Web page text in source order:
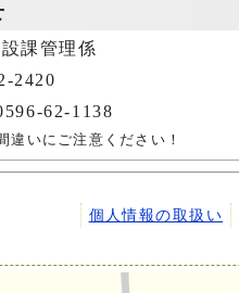
課管理係
2420
62-1138
違いにご注意ください！
個人情報の取扱い